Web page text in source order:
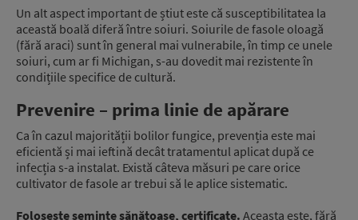
Un alt aspect important de știut este că susceptibilitatea la
această boală diferă între soiuri. Soiurile de fasole oloagă
(fără araci) sunt în general mai vulnerabile, în timp ce unele
soiuri, cum ar fi Michigan, s-au dovedit mai rezistente în
condițiile specifice de cultură.
Prevenire – prima linie de apărare
Ca în cazul majorității bolilor fungice, prevenția este mai
eficientă și mai ieftină decât tratamentul aplicat după ce
infecția s-a instalat. Există câteva măsuri pe care orice
cultivator de fasole ar trebui să le aplice sistematic.
Folosește semințe sănătoase, certificate. Aceasta este, fără